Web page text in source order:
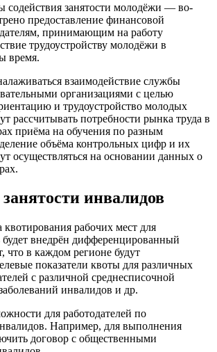
содействия занятости молодёжи — во-
предоставление финансовой
принимающим на работу
трудоустройству молодёжи в
время.
взаимодействие службы
организациями с целью
и трудоустройство молодых
рассчитывать потребности рынка труда в
приёма на обучения по разным
объёма контрольных цифр и их
осуществляться на основании данных о
инвалидов
рабочих мест для
будет внедрён дифференцированный
что в каждом регионе будут
показатели квоты для различных
с различной среднесписочной
инвалидов и др.
для работодателей по
Например, для выполнения
договор с общественными